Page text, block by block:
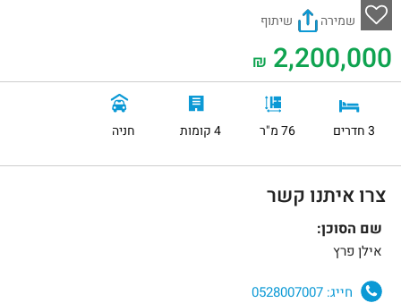
שמירה שיתוף
2,200,000
₪
3 חדרים 76 מ"ר 4 קומות חניה
צרו איתנו קשר
שם הסוכן:
אילן פרץ
חייג: